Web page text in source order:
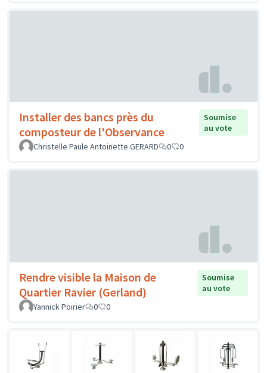
Installer des bancs près du
composteur de l'Observance
Soumise
au vote
Christelle Paule Antoinette GERARD
0 0
Rendre visible la Maison de
Quartier Ravier (Gerland)
Soumise
au vote
Yannick Poirier
0 0